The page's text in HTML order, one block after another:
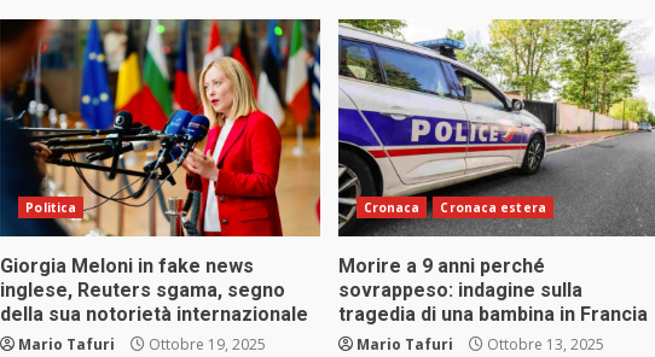
Politica
Giorgia Meloni in fake news
inglese, Reuters sgama, segno
della sua notorietà internazionale
Mario Tafuri Ottobre 19, 2025
Cronaca Cronaca estera
Morire a 9 anni perché
sovrappeso: indagine sulla
tragedia di una bambina in Francia
Mario Tafuri Ottobre 13, 2025